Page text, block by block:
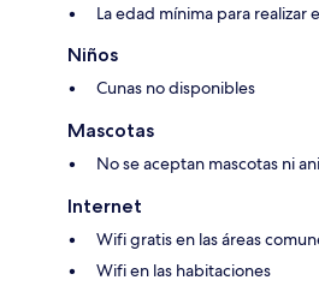
La edad mínima para realizar
Niños
Cunas no disponibles
Mascotas
No se aceptan mascotas ni
Internet
Wifi gratis en las áreas
Wifi en las habitaciones